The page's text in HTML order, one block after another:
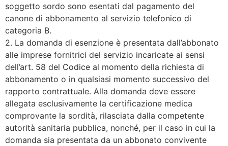
soggetto sordo sono esentati dal pagamento del
canone di abbonamento al servizio telefonico di
categoria B.
2. La domanda di esenzione è presentata dall’abbonato
alle imprese fornitrici del servizio incaricate ai sensi
dell’art. 58 del Codice al momento della richiesta di
abbonamento o in qualsiasi momento successivo del
rapporto contrattuale. Alla domanda deve essere
allegata esclusivamente la certificazione medica
comprovante la sordità, rilasciata dalla competente
autorità sanitaria pubblica, nonché, per il caso in cui la
domanda sia presentata da un abbonato convivente